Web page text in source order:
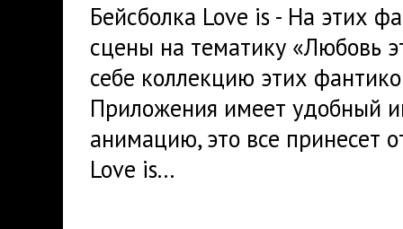
Бейсболка Love is - На этих
сцены на тематику «Любовь
себе коллекцию этих
Приложения имеет удобный
анимацию, это все принесет
Love is...